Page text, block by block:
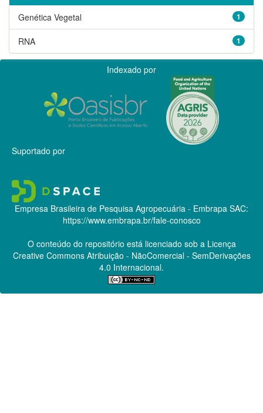
1
Genética Vegetal
1
RNA
Indexado por
Suportado por
Empresa Brasileira de Pesquisa Agropecuária - Embrapa SAC:
https://www.embrapa.br/fale-conosco
O conteúdo do repositório está licenciado sob a Licença
Creative CommonsAtribuição - NãoComercial - SemDerivações
4.0 Internacional.